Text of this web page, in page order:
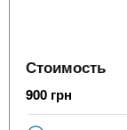
Стоимость
900 грн